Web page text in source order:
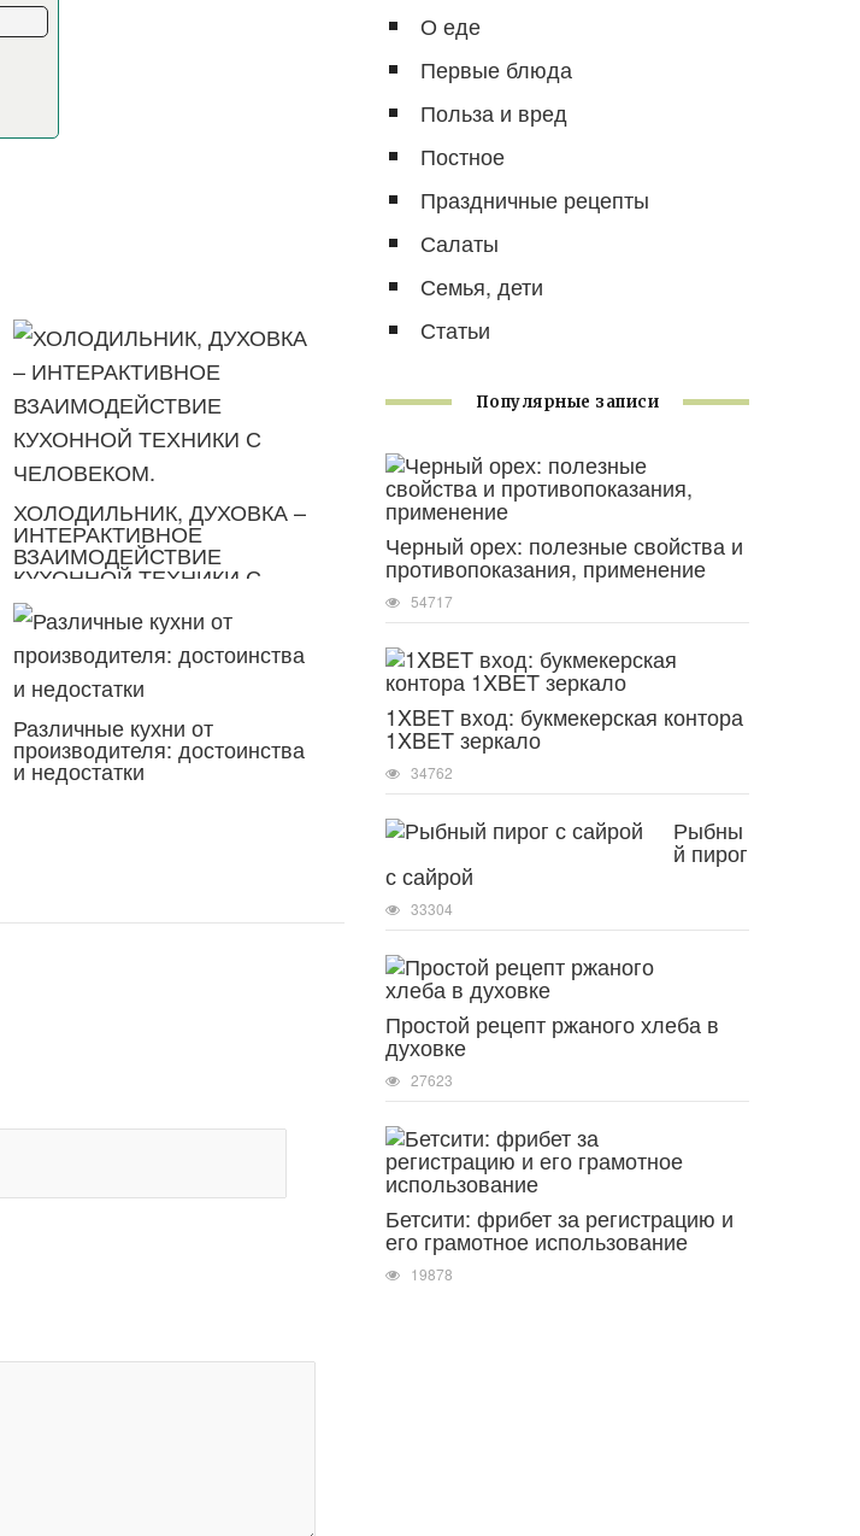
ХОЛОДИЛЬНИК, ДУХОВКА –
ИНТЕРАКТИВНОЕ
ВЗАИМОДЕЙСТВИЕ
КУХОННОЙ ТЕХНИКИ С
ЧЕЛОВЕКОМ.
Различные кухни от
производителя: достоинства
и недостатки
О еде
Первые блюда
Польза и вред
Постное
Праздничные рецепты
Салаты
Семья, дети
Статьи
Популярные записи
Черный орех: полезные свойства и
противопоказания, применение
54717
1XBET вход: букмекерская контора
1XBET зеркало
34762
Рыбны
й пирог
с сайрой
33304
Простой рецепт ржаного хлеба в
духовке
27623
Бетсити: фрибет за регистрацию и
его грамотное использование
19878